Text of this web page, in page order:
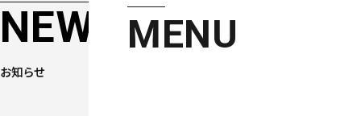
MENU
NEWS
お知らせ